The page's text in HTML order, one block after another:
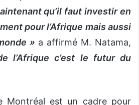
qu’il faut investir en
pour l’Afrique mais aussi
» a affirmé M. Natama,
l’Afrique c’est le futur du
Montréal est un cadre pour